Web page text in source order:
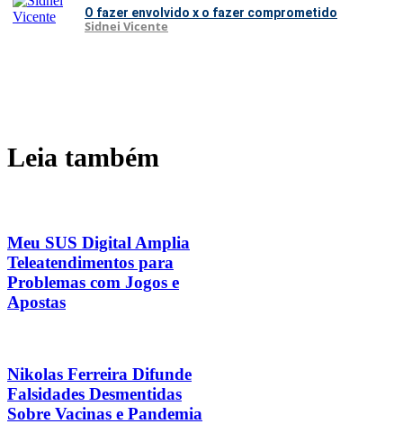
O fazer envolvido x o fazer comprometido
Sidnei Vicente
Leia também
Meu SUS Digital Amplia
Teleatendimentos para
Problemas com Jogos e
Apostas
Nikolas Ferreira Difunde
Falsidades Desmentidas
Sobre Vacinas e Pandemia